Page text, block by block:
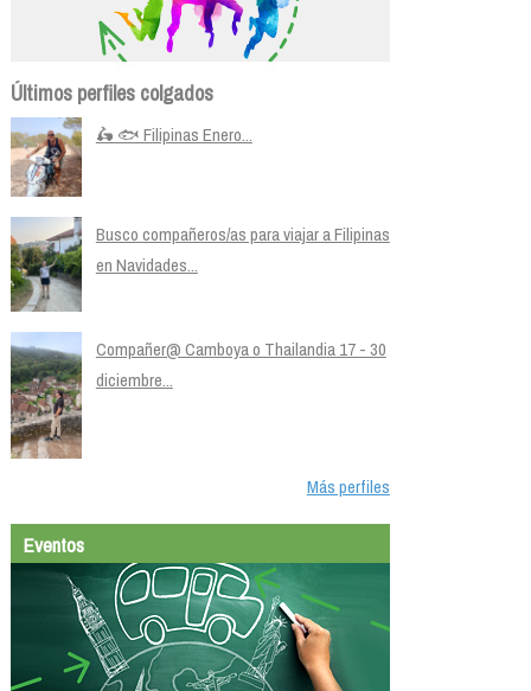
Últimos perfiles colgados
🛵 🐟 Filipinas Enero...
Busco compañeros/as para viajar a Filipinas
en Navidades...
Compañer@ Camboya o Thailandia 17 - 30
diciembre...
Más perfiles
Eventos